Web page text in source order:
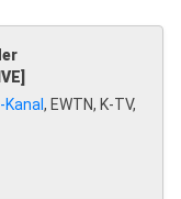
, EWTN, K-TV,